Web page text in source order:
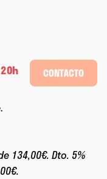
CONTACTO
20h
134,00€. Dto. 5%